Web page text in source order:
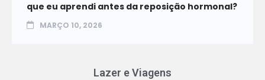
que eu aprendi antes da reposição hormonal?
MARÇO 10, 2026
Lazer e Viagens